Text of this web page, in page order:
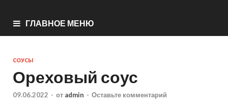
ГЛАВНОЕ МЕНЮ
СОУСЫ
Ореховый соус
09.06.2022 - от admin - Оставьте комментарий